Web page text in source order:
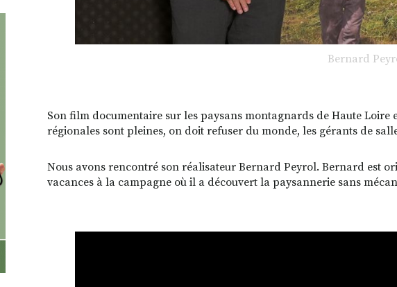
Bernard
Son film documentaire sur les paysans montagnards de Haute Loire
régionales sont pleines, on doit refuser du monde, les gérants de
Nous avons rencontré son réalisateur Bernard Peyrol. Bernard est
vacances à la campagne où il a découvert la paysannerie sans